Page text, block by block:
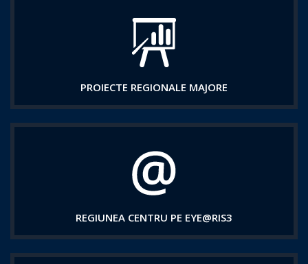
PROIECTE REGIONALE MAJORE
REGIUNEA CENTRU PE EYE@RIS3